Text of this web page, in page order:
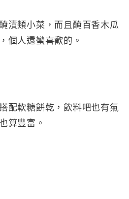
漬類小菜，而且醃百香木瓜
個人還蠻喜歡的。
配軟糖餅乾，飲料吧也有氣
算豐富。